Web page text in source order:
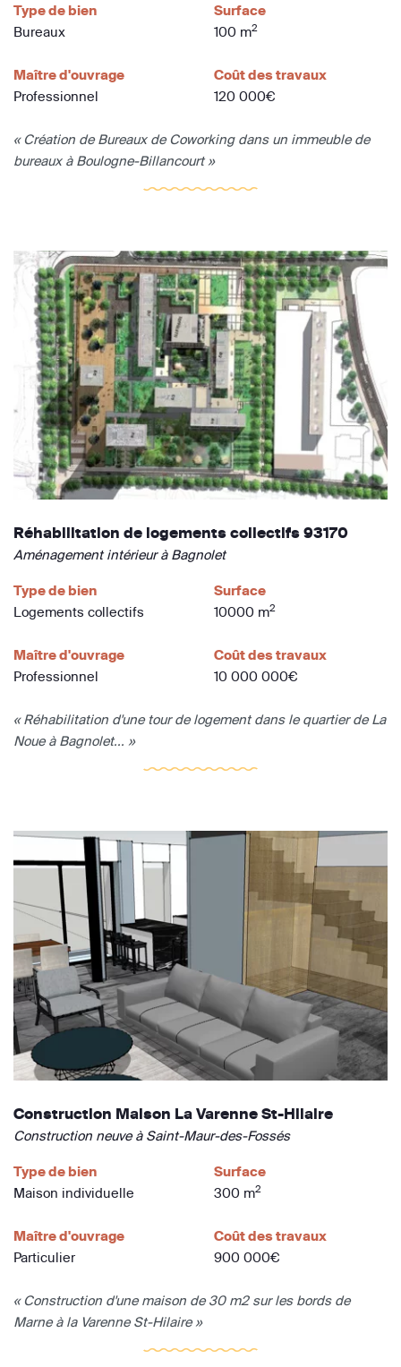
Type de bien
Bureaux
Surface
100 m2
Maître d'ouvrage
Professionnel
Coût des travaux
120 000€
« Création de Bureaux de Coworking dans un immeuble de
bureaux à Boulogne-Billancourt »
Réhabilitation de logements collectifs 93170
Aménagement intérieur à Bagnolet
Type de bien
Logements collectifs
Surface
10000 m2
Maître d'ouvrage
Professionnel
Coût des travaux
10 000 000€
« Réhabilitation d'une tour de logement dans le quartier de La
Noue à Bagnolet... »
Construction Maison La Varenne St-Hilaire
Construction neuve à Saint-Maur-des-Fossés
Type de bien
Maison individuelle
Surface
300 m2
Maître d'ouvrage
Particulier
Coût des travaux
900 000€
« Construction d'une maison de 30 m2 sur les bords de
Marne à la Varenne St-Hilaire »